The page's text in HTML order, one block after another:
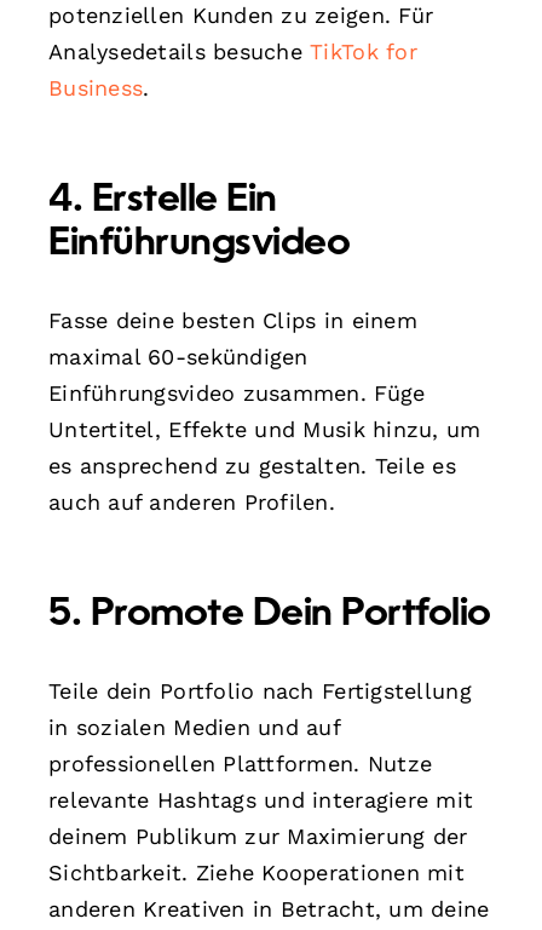
potenziellen Kunden zu zeigen. Für
Analysedetails besucheTikTok for
Business.
4. Erstelle Ein
Einführungsvideo
Fasse deine besten Clips in einem
maximal 60-sekündigen
Einführungsvideo zusammen. Füge
Untertitel, Effekte und Musik hinzu, um
es ansprechend zu gestalten. Teile es
auch auf anderen Profilen.
5. Promote Dein Portfolio
Teile dein Portfolio nach Fertigstellung
in sozialen Medien und auf
professionellen Plattformen. Nutze
relevante Hashtags und interagiere mit
deinem Publikum zur Maximierung der
Sichtbarkeit. Ziehe Kooperationen mit
anderen Kreativen in Betracht, um deine